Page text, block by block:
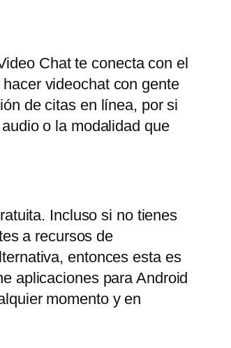
Chat te conecta con el
videochat con gente
de citas en línea, por si
o la modalidad que
Incluso si no tienes
a recursos de
entonces esta es
aplicaciones para Android
momento y en